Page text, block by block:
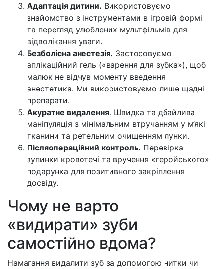
Адаптація дитини. Використовуємо
знайомство з інструментами в ігровій формі
та перегляд улюблених мультфільмів для
відволікання уваги.
Безболісна анестезія. Застосовуємо
аплікаційний гель («варення для зубка»), щоб
малюк не відчув моменту введення
анестетика. Ми використовуємо лише щадні
препарати.
Акуратне видалення. Швидка та дбайлива
маніпуляція з мінімальним втручанням у м’які
тканини та ретельним очищенням лунки.
Післяопераційний контроль. Перевірка
зупинки кровотечі та вручення «геройського»
подарунка для позитивного закріплення
досвіду.
Чому не варто
«видирати» зуби
самостійно вдома?
Намагання видалити зуб за допомогою нитки чи